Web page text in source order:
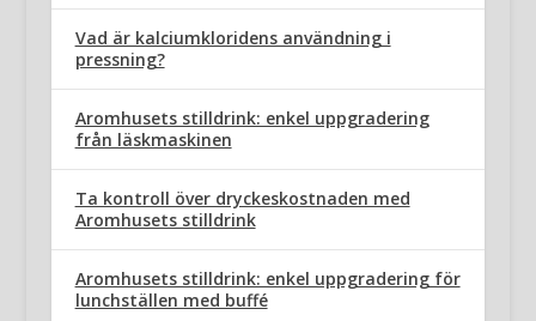
Vad är kalciumkloridens användning i
pressning?
Aromhusets stilldrink: enkel uppgradering
från läskmaskinen
Ta kontroll över dryckeskostnaden med
Aromhusets stilldrink
Aromhusets stilldrink: enkel uppgradering för
lunchställen med buffé